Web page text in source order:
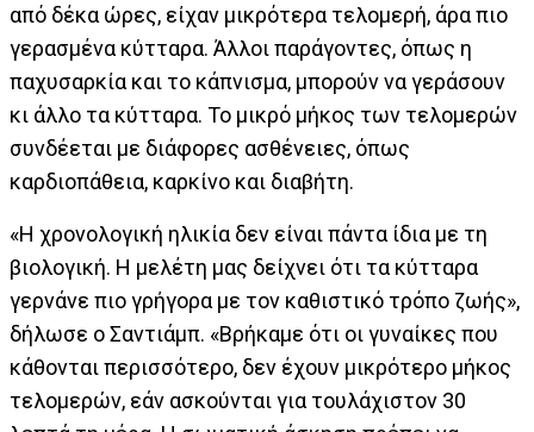
από δέκα ώρες, είχαν μικρότερα τελομερή, άρα πιο
γερασμένα κύτταρα. Άλλοι παράγοντες, όπως η
παχυσαρκία και το κάπνισμα, μπορούν να γεράσουν
κι άλλο τα κύτταρα. Το μικρό μήκος των τελομερών
συνδέεται με διάφορες ασθένειες, όπως
καρδιοπάθεια, καρκίνο και διαβήτη.
«Η χρονολογική ηλικία δεν είναι πάντα ίδια με τη
βιολογική. Η μελέτη μας δείχνει ότι τα κύτταρα
γερνάνε πιο γρήγορα με τον καθιστικό τρόπο ζωής»,
δήλωσε ο Σαντιάμπ. «Βρήκαμε ότι οι γυναίκες που
κάθονται περισσότερο, δεν έχουν μικρότερο μήκος
τελομερών, εάν ασκούνται για τουλάχιστον 30